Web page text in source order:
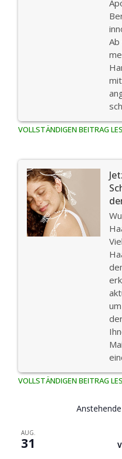
VOLLSTÄNDIGEN BEITRAG
VOLLSTÄNDIGEN BEITRAG
AUG.
31